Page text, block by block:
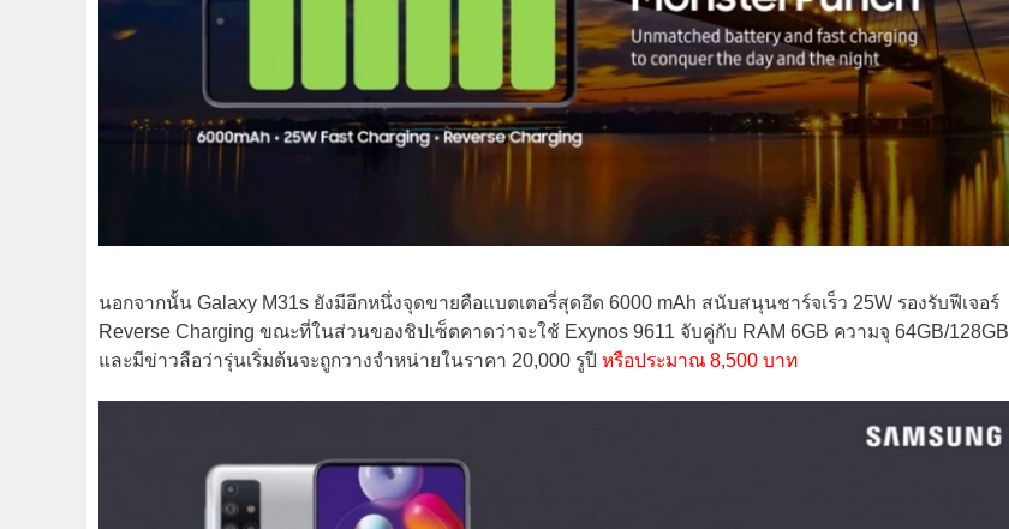
นอกจากนั้น Galaxy M31s ยังมีอีกหนึ่งจุดขายคือแบตเตอรี่สุดอึด 6000 mAh สนับสนุนชาร์จเร็ว 25W รองรับฟีเจอร์
Reverse Charging ขณะที่ในส่วนของชิปเซ็ตคาดว่าจะใช้ Exynos 9611 จับคู่กับ RAM 6GB ความจุ 64GB/128GB
และมีข่าวลือว่ารุ่นเริ่มต้นจะถูกวางจำหน่ายในราคา 20,000 รูปี หรือประมาณ 8,500 บาท